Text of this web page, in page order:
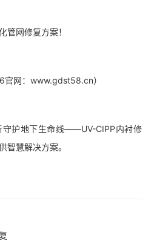
管网修复方案！
官网：www.gdst58.cn）
守护地下生命线——UV-CIPP内衬修
展提供智慧解决方案。